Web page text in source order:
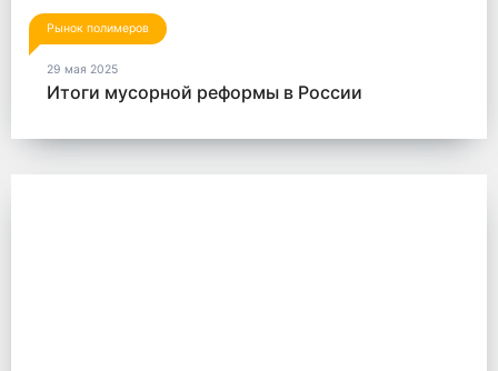
Рынок полимеров
29 мая 2025
Итоги мусорной реформы в России